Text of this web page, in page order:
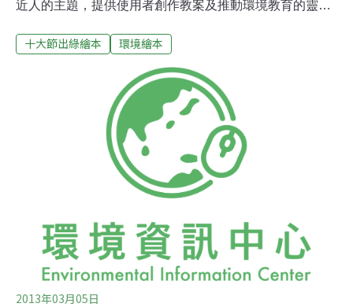
近人的主題，提供使用者創作教案及推動環境教育的靈
以「環境共和國」及其國 內聯邦領主擔任壽星，解說節日
題和面向。其中，綠繪本是十分適合用來推廣環境教育的
素材，然而，台灣具本土觀點的環境繪本寥寥可數，幾乎
皆為國外翻譯作品，於是，我們嘗試結合節日和繪本創
作，舉辦創意徵件。自3月底～6月底，共收到近40件作
品，從中遴選出11件優秀之作後，製作成電子版本，供讀
者線上瀏覽，更替前三名作品配上口白、音效，提供讀者
十大節出綠繪本 環境繪本
2013年03月05日